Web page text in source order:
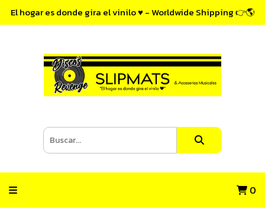
El hogar es donde gira el vinilo ♥ - Worldwide Shipping 👉🌎
0